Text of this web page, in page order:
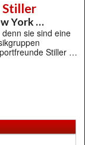
Stiller
York …
sie sind eine
Stiller …